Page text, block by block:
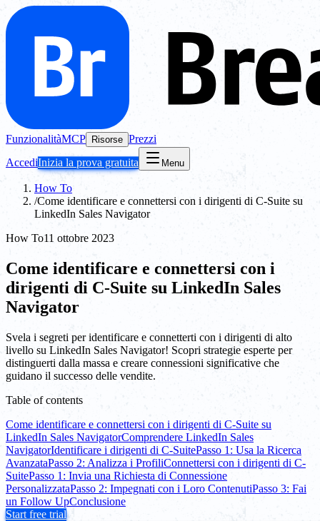
FunzionalitàMCP Risorse Prezzi
AccediInizia la prova gratuita Menu
How To
/Come identificare e connettersi con i dirigenti di C-Suite su
LinkedIn Sales Navigator
How To11 ottobre 2023
Come identificare e connettersi con i
dirigenti di C-Suite su LinkedIn Sales
Navigator
Svela i segreti per identificare e connetterti con i dirigenti di alto
livello su LinkedIn Sales Navigator! Scopri strategie esperte per
distinguerti dalla massa e creare connessioni significative che
guidano il successo delle vendite.
Table of contents
Come identificare e connettersi con i dirigenti di C-Suite su
LinkedIn Sales NavigatorComprendere LinkedIn Sales
NavigatorIdentificare i dirigenti di C-SuitePasso 1: Usa la Ricerca
AvanzataPasso 2: Analizza i ProfiliConnettersi con i dirigenti di C-
SuitePasso 1: Invia una Richiesta di Connessione
PersonalizzataPasso 2: Impegnati con i Loro ContenutiPasso 3: Fai
un Follow UpConclusione
Start free trial